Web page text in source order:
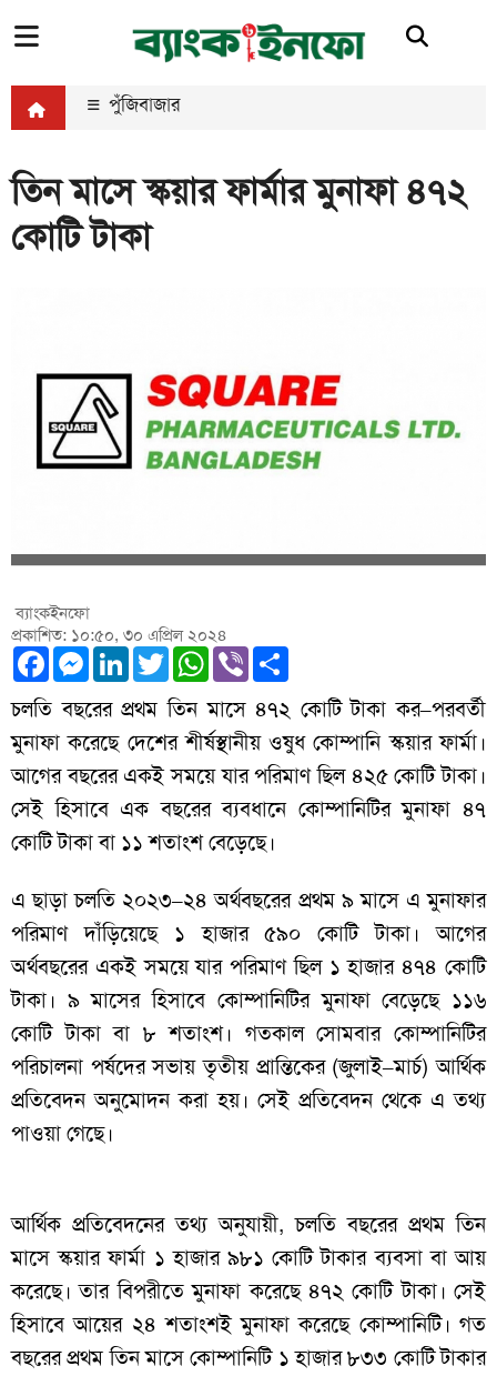
পুঁজিবাজার
তিন মাসে স্কয়ার ফার্মার মুনাফা ৪৭২
কোটি টাকা
ব্যাংকইনফো
প্রকাশিত: ১০:৫০, ৩০ এপ্রিল ২০২৪
Facebook
Messenger
LinkedIn
TwitterWhatsApp
Viber
চলতি বছরের প্রথম তিন মাসে ৪৭২ কোটি টাকা কর–পরবর্তী
মুনাফা করেছে দেশের শীর্ষস্থানীয় ওষুধ কোম্পানি স্কয়ার ফার্মা।
আগের বছরের একই সময়ে যার পরিমাণ ছিল ৪২৫ কোটি টাকা।
সেই হিসাবে এক বছরের ব্যবধানে কোম্পানিটির মুনাফা ৪৭
কোটি টাকা বা ১১ শতাংশ বেড়েছে।
এ ছাড়া চলতি ২০২৩–২৪ অর্থবছরের প্রথম ৯ মাসে এ মুনাফার
পরিমাণ দাঁড়িয়েছে ১ হাজার ৫৯০ কোটি টাকা। আগের
অর্থবছরের একই সময়ে যার পরিমাণ ছিল ১ হাজার ৪৭৪ কোটি
টাকা। ৯ মাসের হিসাবে কোম্পানিটির মুনাফা বেড়েছে ১১৬
কোটি টাকা বা ৮ শতাংশ। গতকাল সোমবার কোম্পানিটির
পরিচালনা পর্ষদের সভায় তৃতীয় প্রান্তিকের (জুলাই–মার্চ) আর্থিক
প্রতিবেদন অনুমোদন করা হয়। সেই প্রতিবেদন থেকে এ তথ্য
পাওয়া গেছে।
আর্থিক প্রতিবেদনের তথ্য অনুযায়ী, চলতি বছরের প্রথম তিন
মাসে স্কয়ার ফার্মা ১ হাজার ৯৮১ কোটি টাকার ব্যবসা বা আয়
করেছে। তার বিপরীতে মুনাফা করেছে ৪৭২ কোটি টাকা। সেই
হিসাবে আয়ের ২৪ শতাংশই মুনাফা করেছে কোম্পানিটি। গত
বছরের প্রথম তিন মাসে কোম্পানিটি ১ হাজার ৮৩৩ কোটি টাকার